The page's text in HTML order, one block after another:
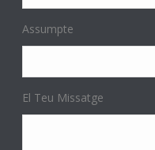
Assumpte
El Teu Missatge